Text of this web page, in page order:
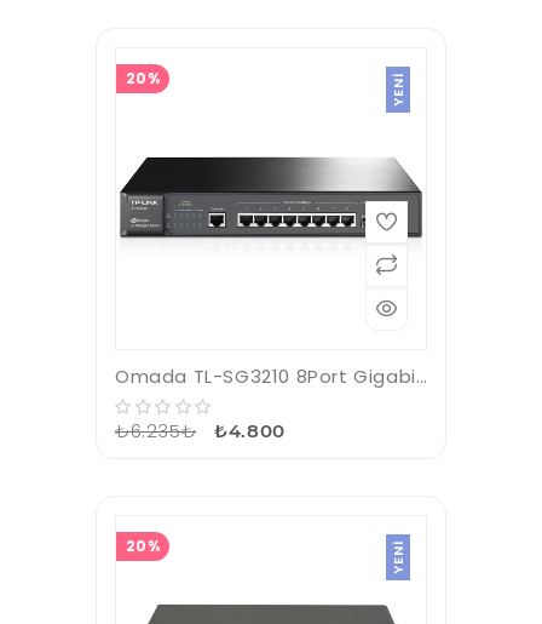
20% YENI
Omada TL-SG3210 8Port Gigabit L2+ Managed Switch with 2 SFP Slot Switch
₺6.235₺ ₺4.800
20% YENI